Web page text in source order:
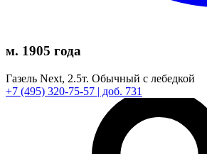
м. 1905 года
Газель Next, 2.5т. Обычный с лебедкой
+7 (495) 320-75-57 | доб. 731